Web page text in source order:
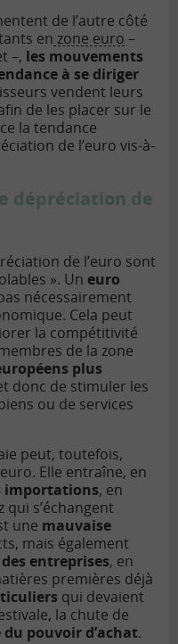
de l’autre côté
en zone euro –
–, les mouvements
à se diriger
vendent leurs
de les placer sur le
la tendance
de l’euro vis-à-
dépréciation de
de l’euro sont
». Un euro
nécessairement
Cela peut
la compétitivité
de la zone
plus
donc de stimuler les
ou de services
peut, toutefois,
Elle entraîne, en
importations, en
s’échangent
une mauvaise
mais également
entreprises, en
premières déjà
qui devaient
la chute de
du pouvoir d’achat.